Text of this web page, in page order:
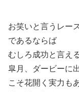
お笑いと言うレー
であるならば
むしろ成功と言え
皐月、ダービーに
こそ花開く実力も